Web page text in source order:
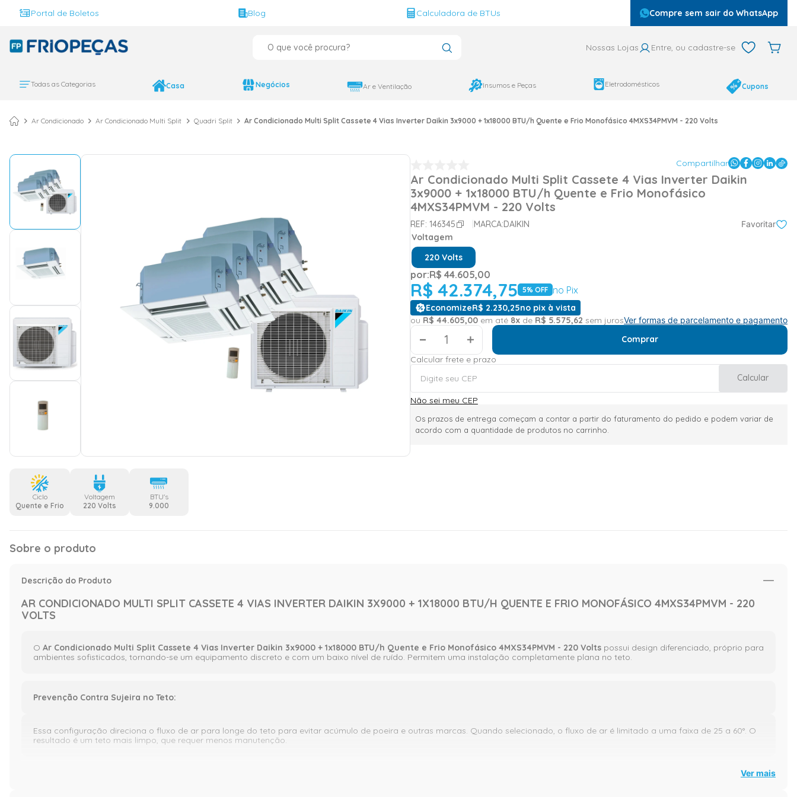
Portal de Boletos Blog Calculadora de BTUs Compre sem sair do WhatsApp
Nossas Lojas Entre, ou cadastre-se
Todas as Categorias Casa Negócios Ar e Ventilação Insumos e Peças Eletrodomésticos Cupons
Ar Condicionado Ar Condicionado Multi Split Quadri Split Ar Condicionado Multi Split Cassete 4 Vias Inverter Daikin 3x9000 + 1x18000 BTU/h Quente e Frio Monofásico 4MXS34PMVM - 220 Volts
Ciclo
Quente e Frio
Voltagem
220 Volts
BTU's
9.000
Compartilhar
Ar Condicionado Multi Split Cassete 4 Vias Inverter Daikin
3x9000 + 1x18000 BTU/h Quente e Frio Monofásico
4MXS34PMVM - 220 Volts
REF: 146345 MARCA:DAIKIN Favoritar
Voltagem
220 Volts
por:R$ 44.605,00
R$ 42.374,75 5% OFF no Pix
EconomizeR$ 2.230,25no pix à vista
ou R$ 44.605,00em até 8xde R$ 5.575,62 sem jurosVer formas de parcelamento e pagamento
＋
Comprar
Calcular frete e prazo
Calcular
Não sei meu CEP
Os prazos de entrega começam a contar a partir do faturamento do pedido e podem variar de
acordo com a quantidade de produtos no carrinho.
Sobre o produto
Descrição do Produto
AR CONDICIONADO MULTI SPLIT CASSETE 4 VIAS INVERTER DAIKIN 3X9000 + 1X18000 BTU/H QUENTE E FRIO MONOFÁSICO 4MXS34PMVM - 220
VOLTS
O Ar Condicionado Multi Split Cassete 4 Vias Inverter Daikin 3x9000 + 1x18000 BTU/h Quente e Frio Monofásico 4MXS34PMVM - 220 Volts possui design diferenciado, próprio para
ambientes sofisticados, tornando-se um equipamento discreto e com um baixo nível de ruído. Permitem uma instalação completamente plana no teto.
Prevenção Contra Sujeira no Teto:
Essa configuração direciona o fluxo de ar para longe do teto para evitar acúmulo de poeira e outras marcas. Quando selecionado, o fluxo de ar é limitado a uma faixa de 25 a 60°. O
resultado é um teto mais limpo, que requer menos manutenção.
Ver mais
ar condicionado 12000
3º ar condicionado
5º geladeira
bebedouro